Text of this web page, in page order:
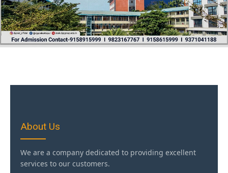
About Us
We are a company dedicated to providing excellent
services to our customers.